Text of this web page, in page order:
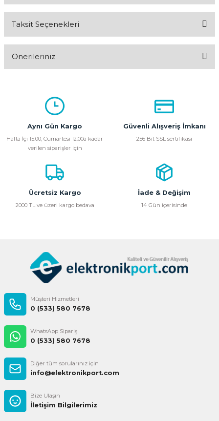
Taksit Seçenekleri
Önerileriniz
kullanarak tarafımıza iletebilirsiniz.
Görüş ve önerileriniz için teşekkür ederiz.
Ürün açıklamasında eksik bilgiler bulunuyor.
Ürün bilgilerinde hatalar bulunuyor.
Ürün fiyatı diğer sitelerden daha pahalı.
Bu ürüne benzer farklı alternatifler olmalı.
Aynı Gün Kargo
Hafta İçi 15:00, Cumartesi 12:00a kadar
verilen siparişler için
Güvenli Alışveriş İmkanı
256 Bit SSL sertifikası
Ücretsiz Kargo
2000 TL ve üzeri kargo bedava
İade & Değişim
14 Gün içerisinde
Müşteri Hizmetleri
0 (533) 580 7678
WhatsApp Sipariş
0 (533) 580 7678
Diğer tüm sorularınız için
info@elektronikport.com
Bize Ulaşın
İletişim Bilgilerimiz